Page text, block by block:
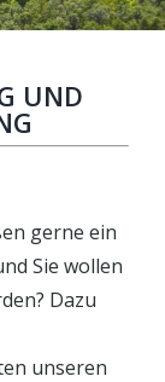
UND
gerne ein
Sie wollen
Dazu
unseren